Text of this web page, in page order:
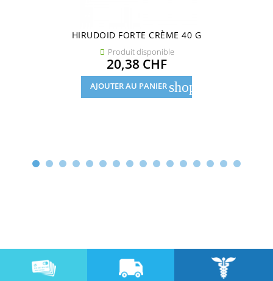
HIRUDOID FORTE CRÈME 40 G
 Produit disponible
Prix
20,38 CHF
AJOUTER AU PANIER shopping_cart